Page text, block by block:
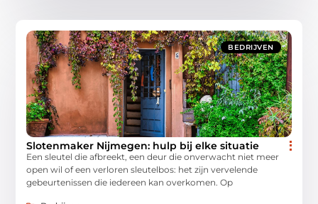
BEDRIJVEN
Slotenmaker Nijmegen: hulp bij elke situatie
Een sleutel die afbreekt, een deur die onverwacht niet meer
open wil of een verloren sleutelbos: het zijn vervelende
gebeurtenissen die iedereen kan overkomen. Op